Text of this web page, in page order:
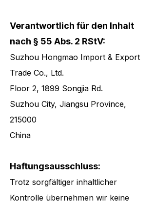
Verantwortlich für den Inhalt
nach § 55 Abs. 2 RStV:
Suzhou Hongmao Import & Export
Trade Co., Ltd.
Floor 2, 1899 Songjia Rd.
Suzhou City, Jiangsu Province,
215000
China
Haftungsausschluss:
Trotz sorgfältiger inhaltlicher
Kontrolle übernehmen wir keine